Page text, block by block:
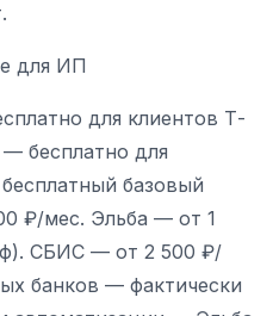
для ИП
для клиентов Т-
— бесплатно для
базовый
₽/мес. Эльба — от 1
СБИС — от 2 500 ₽/
банков — фактически